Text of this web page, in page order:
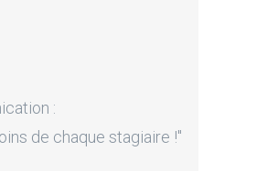
:
de chaque stagiaire !"